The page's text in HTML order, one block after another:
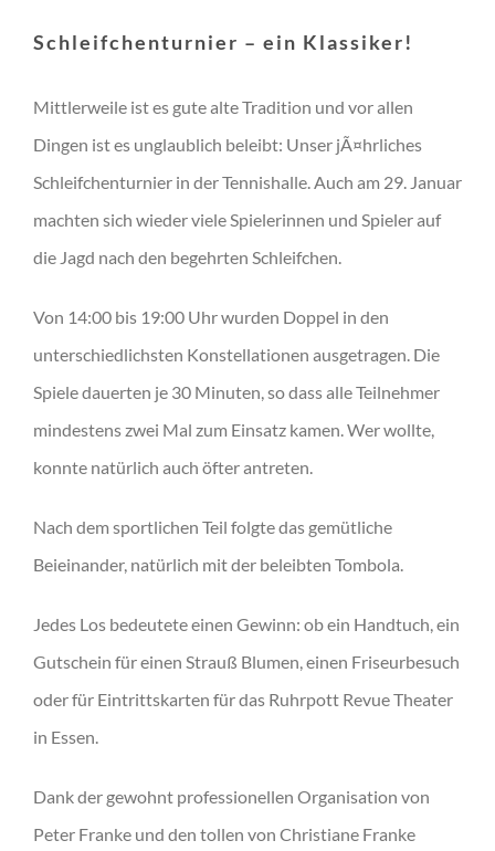
Schleifchenturnier – ein Klassiker!
Mittlerweile ist es gute alte Tradition und vor allen
Dingen ist es unglaublich beleibt: Unser jÃ¤hrliches
Schleifchenturnier in der Tennishalle. Auch am 29. Januar
machten sich wieder viele Spielerinnen und Spieler auf
die Jagd nach den begehrten Schleifchen.
Von 14:00 bis 19:00 Uhr wurden Doppel in den
unterschiedlichsten Konstellationen ausgetragen. Die
Spiele dauerten je 30 Minuten, so dass alle Teilnehmer
mindestens zwei Mal zum Einsatz kamen. Wer wollte,
konnte natürlich auch öfter antreten.
Nach dem sportlichen Teil folgte das gemütliche
Beieinander, natürlich mit der beleibten Tombola.
Jedes Los bedeutete einen Gewinn: ob ein Handtuch, ein
Gutschein für einen Strauß Blumen, einen Friseurbesuch
oder für Eintrittskarten für das Ruhrpott Revue Theater
in Essen.
Dank der gewohnt professionellen Organisation von
Peter Franke und den tollen von Christiane Franke